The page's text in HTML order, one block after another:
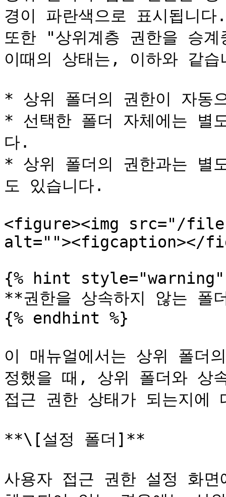
경이 파란색으로 표시됩니
또한 "상위계층 권한을 승
이때의 상태는, 이하와 같습
* 상위 폴더의 권한이 자동
* 선택한 폴더 자체에는 별
다.
* 상위 폴더의 권한과는 별
도 있습니다.
<figure><img src="/
alt=""><figcaption></
{% hint style="warning"
**권한을 상속하지 않는 폴
{% endhint %}
이 매뉴얼에서는 상위 폴더
정했을 때, 상위 폴더와 상
접근 권한 상태가 되는지에
**\[설정 폴더]**
사용자 접근 권한 설정 화